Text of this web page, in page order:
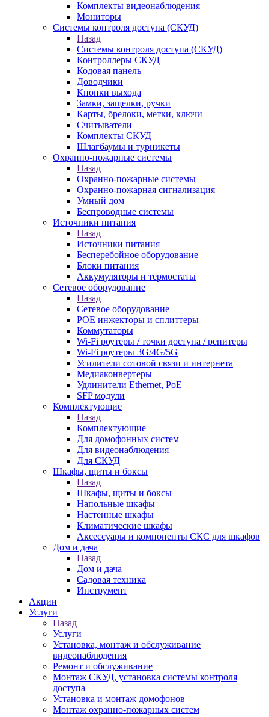
Комплекты видеонаблюдения
Мониторы
Системы контроля доступа (СКУД)
Назад
Системы контроля доступа (СКУД)
Контроллеры СКУД
Кодовая панель
Доводчики
Кнопки выхода
Замки, защелки, ручки
Карты, брелоки, метки, ключи
Считыватели
Комплекты СКУД
Шлагбаумы и турникеты
Охранно-пожарные системы
Назад
Охранно-пожарные системы
Охранно-пожарная сигнализация
Умный дом
Беспроводные системы
Источники питания
Назад
Источники питания
Бесперебойное оборудование
Блоки питания
Аккумуляторы и термостаты
Сетевое оборудование
Назад
Сетевое оборудование
POE инжекторы и сплиттеры
Коммутаторы
Wi-Fi роутеры / точки доступа / репитеры
Wi-Fi роутеры 3G/4G/5G
Усилители сотовой связи и интернета
Медиаконвертеры
Удлинители Ethernet, PoE
SFP модули
Комплектующие
Назад
Комплектующие
Для домофонных систем
Для видеонаблюдения
Для СКУД
Шкафы, щиты и боксы
Назад
Шкафы, щиты и боксы
Напольные шкафы
Настенные шкафы
Климатические шкафы
Аксессуары и компоненты СКС для шкафов
Дом и дача
Назад
Дом и дача
Садовая техника
Инструмент
Акции
Услуги
Назад
Услуги
Установка, монтаж и обслуживание
видеонаблюдения
Ремонт и обслуживание
Монтаж СКУД, установка системы контроля
доступа
Установка и монтаж домофонов
Монтаж охранно-пожарных систем